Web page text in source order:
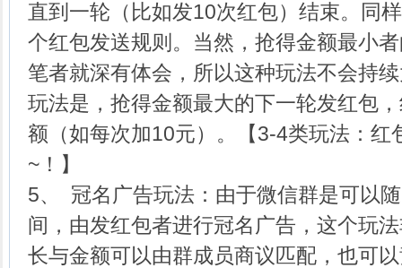
直到一轮（比如发10次红包）结束。同
个红包发送规则。当然，抢得金额最小
笔者就深有体会，所以这种玩法不会持
玩法是，抢得金额最大的下一轮发红包
额（如每次加10元）。【3-4类玩法：红
~！】
5、 冠名广告玩法：由于微信群是可以
间，由发红包者进行冠名广告，这个玩
长与金额可以由群成员商议匹配，也可